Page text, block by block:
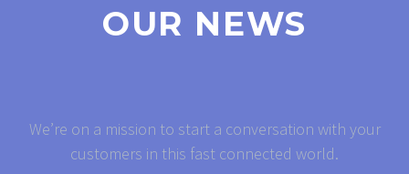
OUR NEWS
We’re on a mission to start a conversation with your
customers in this fast connected world.